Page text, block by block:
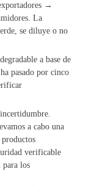
→
La
se diluye o no
a base de
pasado por cinco
a cabo una
verificable
para los